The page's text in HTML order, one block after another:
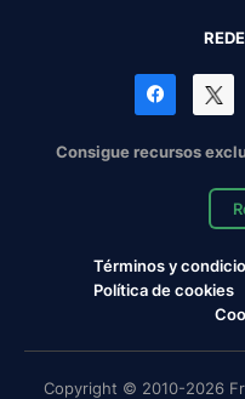
Consigue recursos
Términos y
Política de cookies
Copyright © 2010-2026